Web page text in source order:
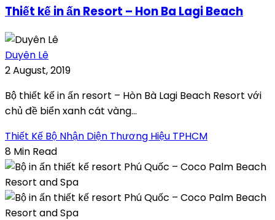
Thiết kế in ấn Resort – Hon Ba Lagi Beach
Duyên Lê
2 August, 2019
Bộ thiết kế in ấn resort – Hòn Bà Lagi Beach Resort với
chủ đề biển xanh cát vàng...
Thiết Kế Bộ Nhận Diện Thương Hiệu TPHCM
8 Min Read